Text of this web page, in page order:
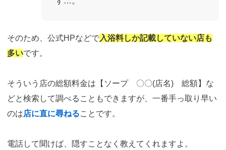
そのため、公式HPなどで入浴料しか記載していない店も
多いです。
そういう店の総額料金は【ソープ 〇〇(店名) 総額】な
どと検索して調べることもできますが、一番手っ取り早い
のは店に直に尋ねることです。
電話して聞けば、隠すことなく教えてくれますよ。